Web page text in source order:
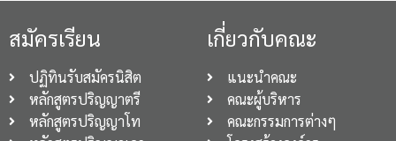
สมัครเรียน
ปฏิทินรับสมัครนิสิต
หลักสูตรปริญญาตรี
หลักสูตรปริญญาโท
เกี่ยวกับคณะ
แนะนำคณะ
คณะผู้บริหาร
คณะกรรมการต่างๆ